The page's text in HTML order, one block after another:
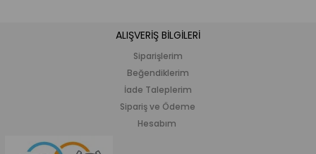
ALIŞVERİŞ BİLGİLERİ
Siparişlerim
Beğendiklerim
İade Taleplerim
Sipariş ve Ödeme
Hesabım